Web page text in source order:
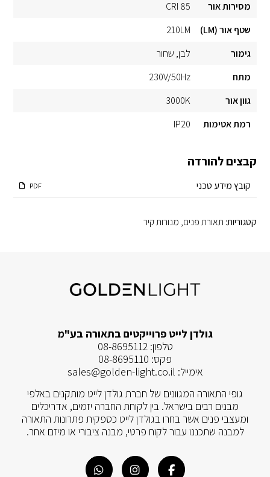
מסירות אור
CRI 85
שטף אור (LM)
210LM
גימור
לבן שחור
מתח
230V/50Hz
גוון אור
3000K
רמת אטימות
IP20
קבצים להורדה
קובץ מידע טכני PDF
קטגוריות: תאורת פנים, מנורות קיר
גולדן לייט פרוייקטים בתאורה בע"מ
טלפון:08-8695112
פקס: 08-8695110
אימייל: sales@golden-light.co.il
גופי התאורה המגוונים של חברת גולדן לייט מותקנים באלפי
מבנים רבים בישראל. בין לקוחת החברה יזמים, אדריכלים
ומעצבי פנים אשר בחרו בגולדן לייט כספקית פתרונות התאורה
למבנה שתכננו עבור לקוח פרטי, מבנה ציבורי או מיזם אחר.